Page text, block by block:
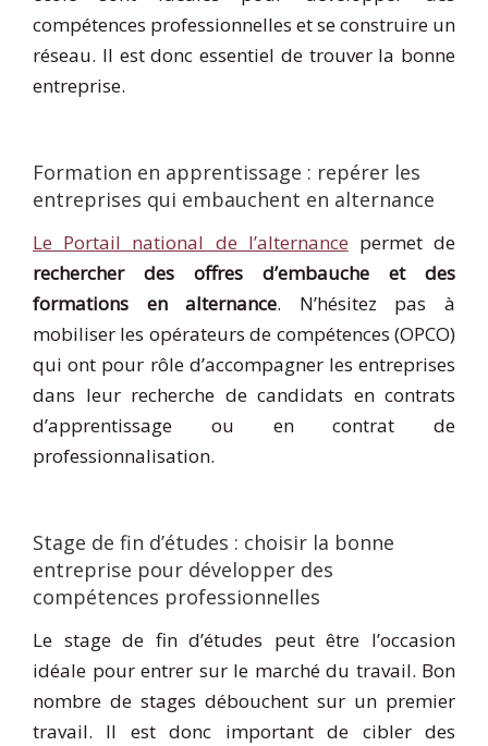
compétences professionnelles et se construire un
réseau. Il est donc essentiel de trouver la bonne
entreprise.
Formation en apprentissage : repérer les
entreprises qui embauchent en alternance
Le Portail national de l’alternance permet de
rechercher des offres d’embauche et des
formations en alternance. N’hésitez pas à
mobiliser les opérateurs de compétences (OPCO)
qui ont pour rôle d’accompagner les entreprises
dans leur recherche de candidats en contrats
d’apprentissage ou en contrat de
professionnalisation.
Stage de fin d’études : choisir la bonne
entreprise pour développer des
compétences professionnelles
Le stage de fin d’études peut être l’occasion
idéale pour entrer sur le marché du travail. Bon
nombre de stages débouchent sur un premier
travail. Il est donc important de cibler des